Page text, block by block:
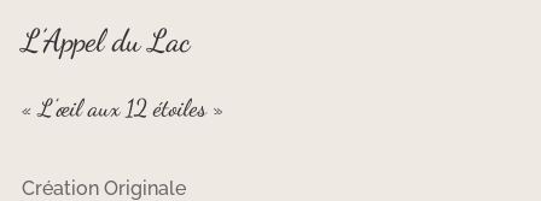
L’Appel du Lac
« L’œil aux 12 étoiles »
Création Originale